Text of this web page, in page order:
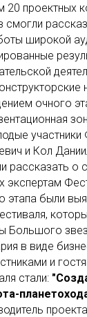
20 проектных
смогли
широкой
очного
участники
и Кол
рассказать о
экспертам
этапа были
Большого
в виде
и
стали: